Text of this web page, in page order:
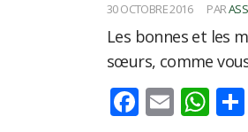
30 OCTOBRE 2016 PAR
Les bonnes et les
sœurs, comme
Facebook
Email